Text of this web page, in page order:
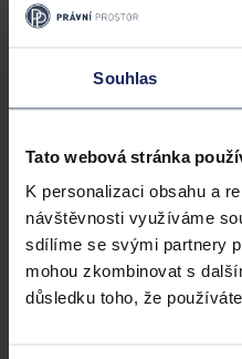
Souhlas
Tato webová stránka
K personalizaci obsahu a
návštěvnosti využíváme
sdílíme se svými partnery
mohou zkombinovat s
důsledku toho, že
Veřejná podpora:
Představte si, že město nebo stát
nebo třeba zvýhodněný nájem
– právě jste vstoupili do světa
pravidla.
expertní skupina Frank Bold